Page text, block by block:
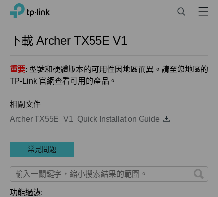
Click
navigation
TP-Link, Reliably Smart Menu
下載 Archer TX55E V1
重要: 型號和硬體版本的可用性因地區而異。請至您地區的
TP-Link 官網查看可用的產品。
相關文件
Archer TX55E_V1_Quick Installation Guide
常見問題
功能過濾: